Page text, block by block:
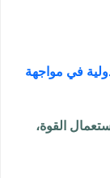
في مواجهة
القوة،